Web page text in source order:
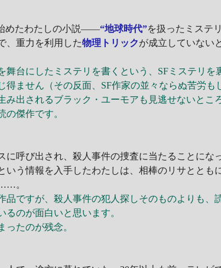
めたわたしの小説――“地球時代”を扱ったミステ
、重力を利用した物理トリックが成立していない
台にしたミステリを書くという、SFミステリを
ません（その反面、SF作家の並々ならぬ苦労も
出されるブラック・ユーモアも見逃せないとこ
傑作です。
呼び出され、殺人事件の捜査に当たることにな
いう情報を入手したわたしは、相棒のリサととも
。
ですが、殺人事件の犯人探しそのものよりも、
のが面白いと思います。
たのが残念。